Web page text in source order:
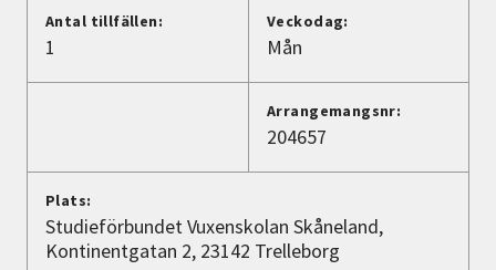
Lyssna
Antal tillfällen:
1
Veckodag:
Mån
Arrangemangsnr:
204657
Plats:
Studieförbundet Vuxenskolan Skåneland,
Kontinentgatan 2, 23142 Trelleborg